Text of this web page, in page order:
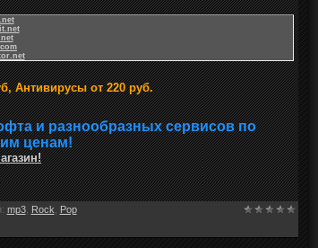
Антивирусы от 220 руб.
и разнообразных сервисов по
ценам!
: mp3, Rock
Pop